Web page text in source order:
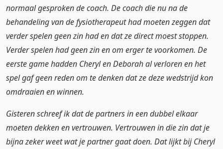
normaal gesproken de coach. De coach die nu na de
behandeling van de fysiotherapeut had moeten zeggen dat
verder spelen geen zin had en dat ze direct moest stoppen.
Verder spelen had geen zin en om erger te voorkomen. De
eerste game hadden Cheryl en Deborah al verloren en het
spel gaf geen reden om te denken dat ze deze wedstrijd kon
omdraaien en winnen.
Gisteren schreef ik dat de partners in een dubbel elkaar
moeten dekken en vertrouwen. Vertrouwen in die zin dat je
bijna zeker weet wat je partner gaat doen. Dat lijkt bij Cheryl